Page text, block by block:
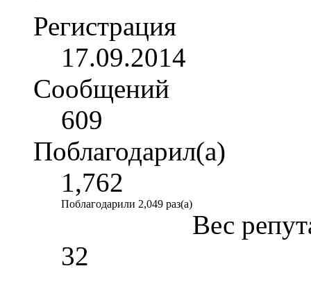
Регистрация
17.09.2014
Сообщений
609
Поблагодарил(а)
1,762
Поблагодарили 2,049 раз(а)
Вес
32